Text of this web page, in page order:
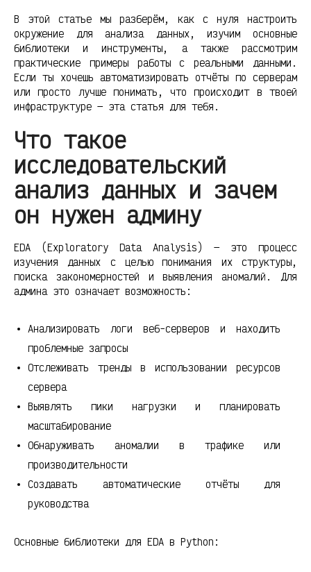
В этой статье мы разберём, как с нуля настроить
окружение для анализа данных, изучим основные
библиотеки и инструменты, а также рассмотрим
практические примеры работы с реальными данными.
Если ты хочешь автоматизировать отчёты по серверам
или просто лучше понимать, что происходит в твоей
инфраструктуре — эта статья для тебя.
Что такое
исследовательский
анализ данных и зачем
он нужен админу
EDA (Exploratory Data Analysis) — это процесс
изучения данных с целью понимания их структуры,
поиска закономерностей и выявления аномалий. Для
админа это означает возможность:
Анализировать логи веб-серверов и находить
проблемные запросы
Отслеживать тренды в использовании ресурсов
сервера
Выявлять пики нагрузки и планировать
масштабирование
Обнаруживать аномалии в трафике или
производительности
Создавать автоматические отчёты для
руководства
Основные библиотеки для EDA в Python: